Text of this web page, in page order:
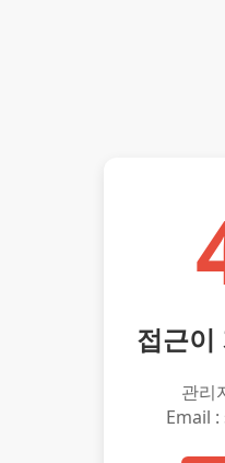
접근이
관리
Email